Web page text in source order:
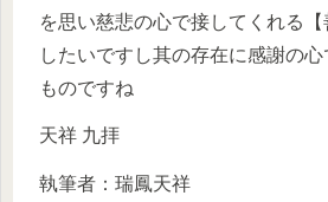
を思い慈悲の心で接してくれる
したいですし其の存在に感謝の
ものですね
天祥 九拝
執筆者：瑞鳳天祥